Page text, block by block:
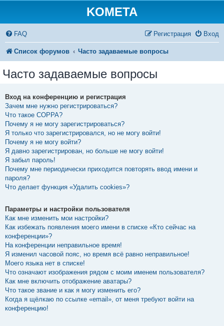
KOMETA
FAQ Вход
Регистрация
Список форумов Часто задаваемые вопросы
Часто задаваемые вопросы
Вход на конференцию и регистрация
Зачем мне нужно регистрироваться?
Что такое COPPA?
Почему я не могу зарегистрироваться?
Я только что зарегистрировался, но не могу войти!
Почему я не могу войти?
Я давно зарегистрирован, но больше не могу войти!
Я забыл пароль!
Почему мне периодически приходится повторять ввод имени и
пароля?
Что делает функция «Удалить cookies»?
Параметры и настройки пользователя
Как мне изменить мои настройки?
Как избежать появления моего имени в списке «Кто сейчас на
конференции»?
На конференции неправильное время!
Я изменил часовой пояс, но время всё равно неправильное!
Моего языка нет в списке!
Что означают изображения рядом с моим именем пользователя?
Как мне включить отображение аватары?
Что такое звание и как я могу изменить его?
Когда я щёлкаю по ссылке «email», от меня требуют войти на
конференцию!